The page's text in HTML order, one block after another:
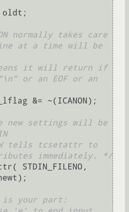
normally takes care
at a time will be
or an EOF or an
new settings will be
immediately. */
is your part: